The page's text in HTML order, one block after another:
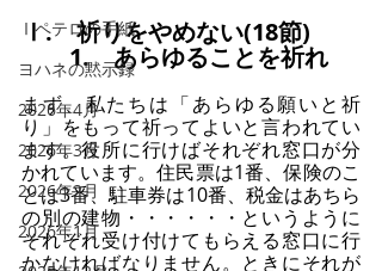
Ⅰペテロの手紙
ヨハネの黙示録
2026年4月
2026年3月
2026年2月
2026年1月
Ⅰ.　祈りをやめない(18節)
1.　あらゆることを祈れ
まず、私たちは「あらゆる願いと祈
り」をもって祈ってよいと言われてい
ます。役所に行けばそれぞれ窓口が分
かれています。住民票は1番、保険のこ
とは3番、駐車券は10番、税金はあちら
の別の建物・・・・・・というように
それぞれ受け付けてもらえる窓口に行
かなければなりません。ときにそれが